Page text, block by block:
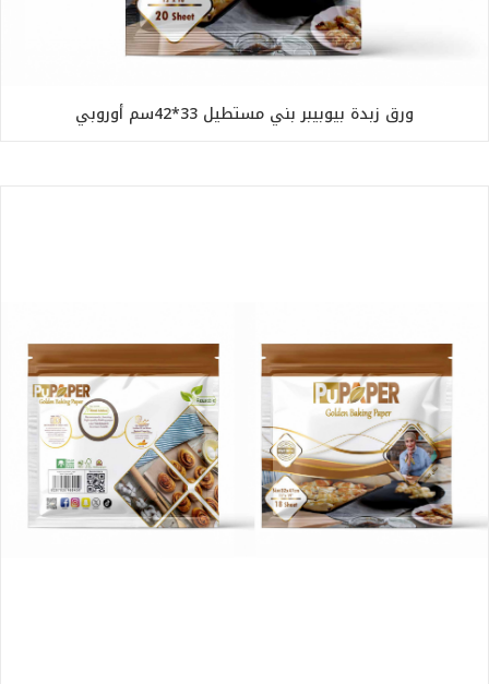
ورق زبدة بيوبيبر بني مستطيل 33*42سم أوروبي